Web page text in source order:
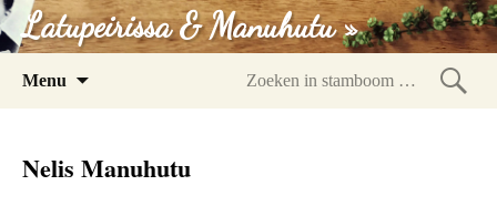
Latupeirissa & Manuhutu »
Menu
Nelis Manuhutu